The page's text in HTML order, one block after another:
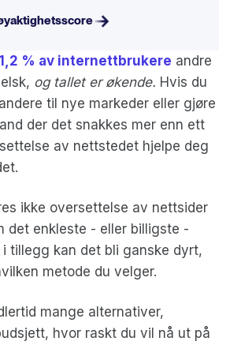
% av internettbrukere andre
og tallet er økende. Hvis du
til nye markeder eller gjøre
der det snakkes mer enn ett
av nettstedet hjelpe deg
ikke oversettelse av nettsider
det enkleste - eller billigste -
tillegg kan det bli ganske dyrt,
metode du velger.
mange alternativer,
hvor raskt du vil nå ut på